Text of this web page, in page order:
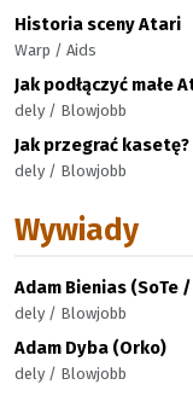
Historia sceny Atari
Warp / Aids
Jak podłączyć małe
dely / Blowjobb
Jak przegrać kasetę?
dely / Blowjobb
Wywiady
Adam Bienias (SoTe
dely / Blowjobb
Adam Dyba (Orko)
dely / Blowjobb